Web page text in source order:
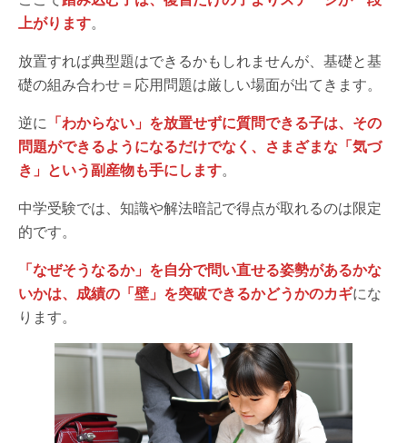
上がります。
放置すれば典型題はできるかもしれませんが、基礎と基
礎の組み合わせ＝応用問題は厳しい場面が出てきます。
逆に 「わからない」を放置せずに質問できる子は、その
問題ができるようになるだけでなく、さまざまな「気づ
き」という副産物も手にします。
中学受験では、知識や解法暗記で得点が取れるのは限定
的です。
「なぜそうなるか」を自分で問い直せる姿勢があるかな
いかは、成績の「壁」を突破できるかどうかのカギにな
ります。